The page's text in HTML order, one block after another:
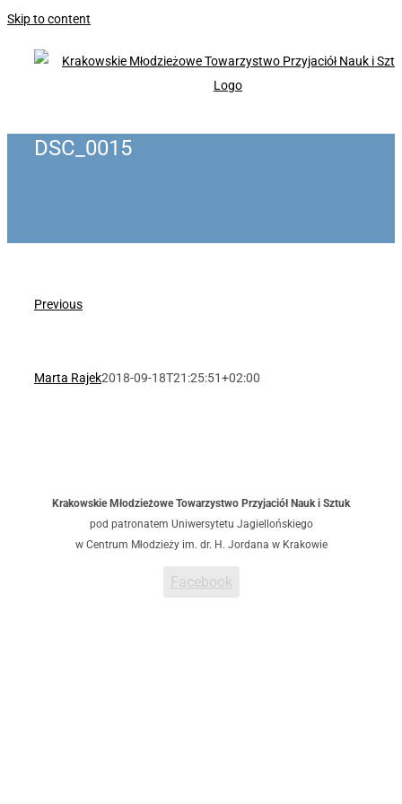
Skip to content
DSC_0015
Previous
Marta Rajek2018-09-18T21:25:51+02:00
Krakowskie Młodzieżowe Towarzystwo Przyjaciół Nauk i Sztuk
pod patronatem Uniwersytetu Jagiellońskiego
w Centrum Młodzieży im. dr. H. Jordana w Krakowie
Facebook